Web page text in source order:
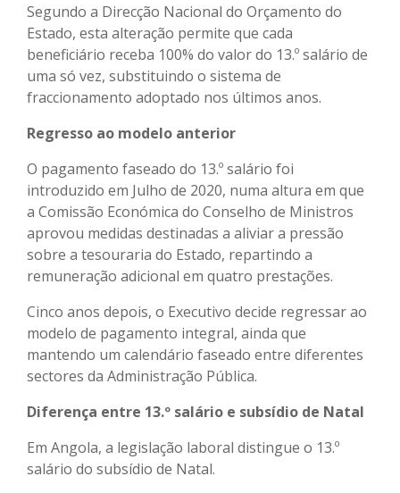
Segundo a Direcção Nacional do Orçamento do
Estado, esta alteração permite que cada
beneficiário receba 100% do valor do 13.º salário de
uma só vez, substituindo o sistema de
fraccionamento adoptado nos últimos anos.
Regresso ao modelo anterior
O pagamento faseado do 13.º salário foi
introduzido em Julho de 2020, numa altura em que
a Comissão Económica do Conselho de Ministros
aprovou medidas destinadas a aliviar a pressão
sobre a tesouraria do Estado, repartindo a
remuneração adicional em quatro prestações.
Cinco anos depois, o Executivo decide regressar ao
modelo de pagamento integral, ainda que
mantendo um calendário faseado entre diferentes
sectores da Administração Pública.
Diferença entre 13.º salário e subsídio de Natal
Em Angola, a legislação laboral distingue o 13.º
salário do subsídio de Natal.